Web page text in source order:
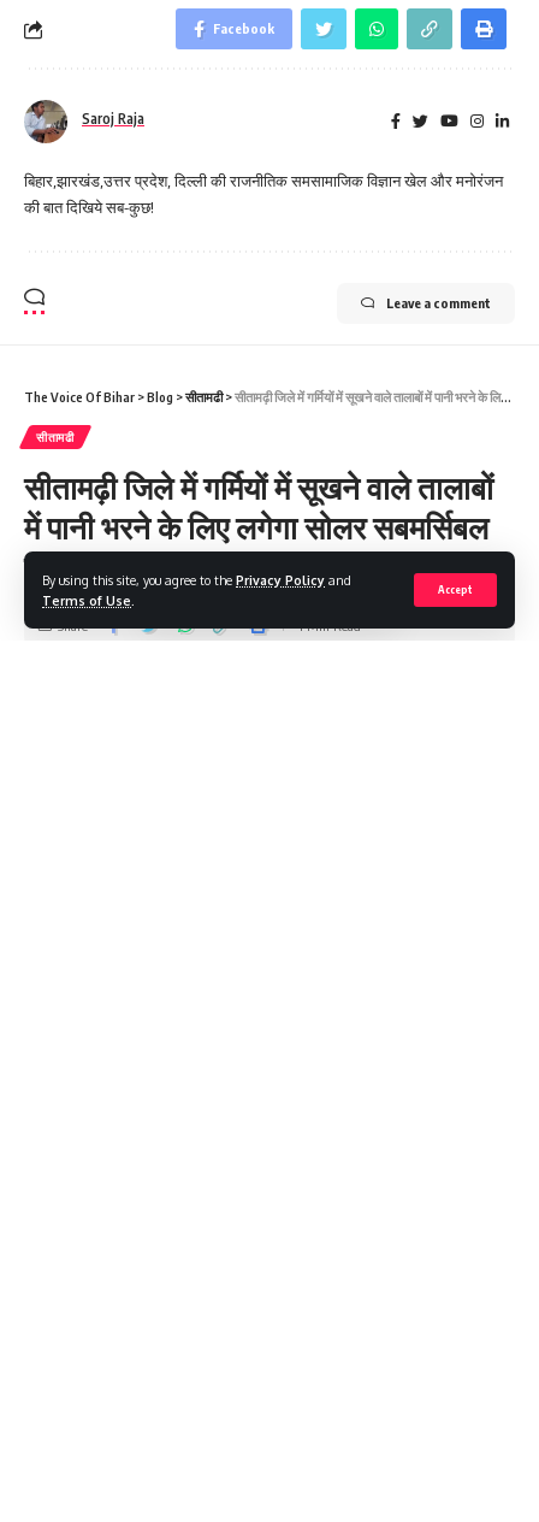
By using this site, you agree to the Privacy Policy and
Terms of Use
Accept
Facebook
Saroj Raja
बिहार,झारखंड,उत्तर प्रदेश, दिल्ली की राजनीतिक समसामाजिक विज्ञान खेल और मनोरंजन
की बात दिखिये सब-कुछ!
Leave a comment
The Voice Of Bihar >Blog >सीतामढी>सीतामढ़ी जिले में गर्मियों में सूखने वाले तालाबों में पानी भरने के लिए लगेगा सोलर सबमर्सिबल पंप
सीतामढी
सीतामढ़ी जिले में गर्मियों में सूखने वाले तालाबों
में पानी भरने के लिए लगेगा सोलर सबमर्सिबल
पंप
Share 4 Min Read